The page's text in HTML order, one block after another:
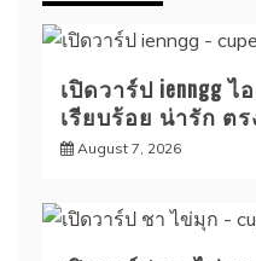
เปิดวาร์ป ienngg
เรียบร้อย น่ารัก ต
August 7, 2026